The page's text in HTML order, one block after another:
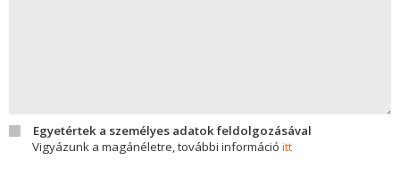
Egyetértek a személyes adatok feldolgozásával
Vigyázunk a magánéletre, további információ itt